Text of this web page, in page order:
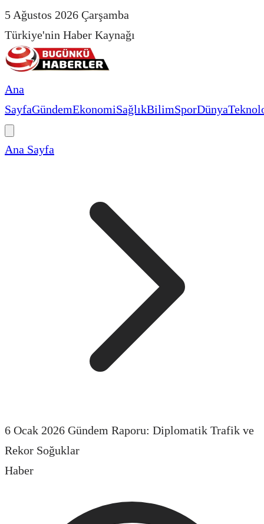
5 Ağustos 2026 Çarşamba
Türkiye'nin Haber Kaynağı
Ana
SayfaGündemEkonomiSağlıkBilimSporDünya
Ana Sayfa
6 Ocak 2026 Gündem Raporu: Diplomatik Trafik ve
Rekor Soğuklar
Haber